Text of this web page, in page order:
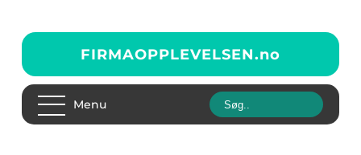
FIRMAOPPLEVELSEN.no
Menu